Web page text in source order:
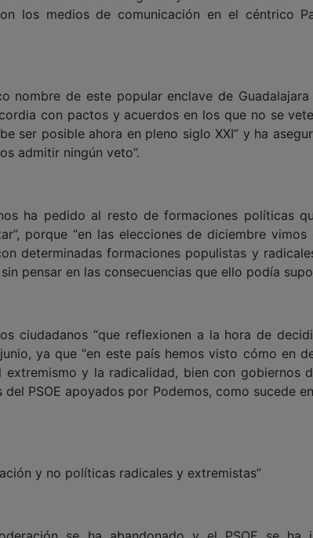
los medios de comunicación en el céntrico
nombre de este popular enclave de
con pactos y acuerdos en los que no se
ser posible ahora en pleno siglo XXI” y ha
admitir ningún veto”.
ha pedido al resto de formaciones políticas
porque “en las elecciones de diciembre vimos
determinadas formaciones populistas y
pensar en las consecuencias que ello podía
ciudadanos “que reflexionen a la hora de
ya que “en este país hemos visto cómo en
y la radicalidad, bien con gobiernos
PSOE apoyados por Podemos, como sucede
y no políticas radicales y extremistas”